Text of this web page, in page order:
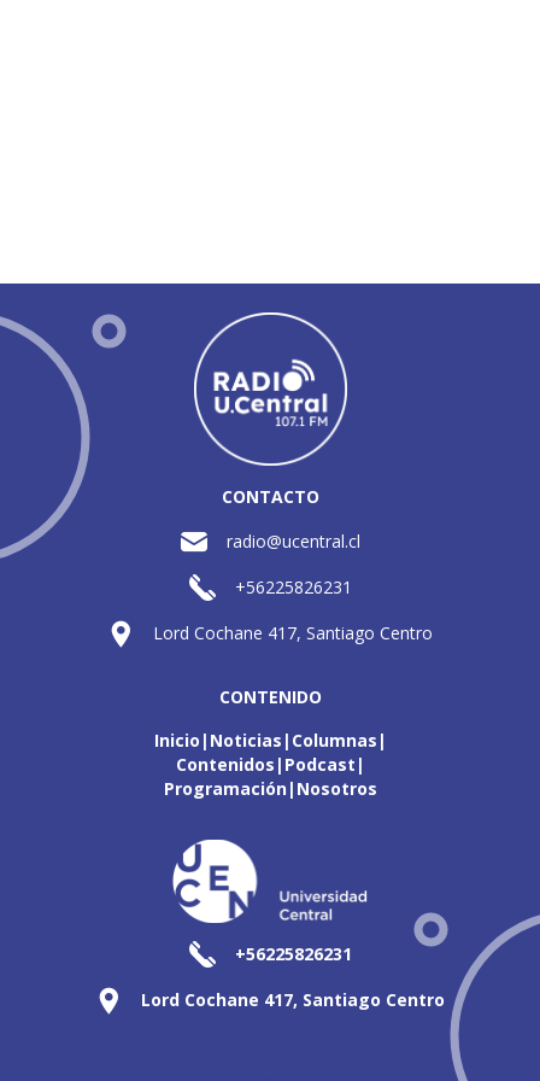
CONTACTO
radio@ucentral.cl
+56225826231
Lord Cochane 417, Santiago Centro
CONTENIDO
Inicio Noticias Columnas
Contenidos Podcast
Programación Nosotros
+56225826231
Lord Cochane 417, Santiago Centro